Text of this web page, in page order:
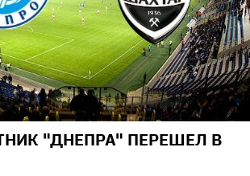
"ДНЕПРА" ПЕРЕШЕЛ В